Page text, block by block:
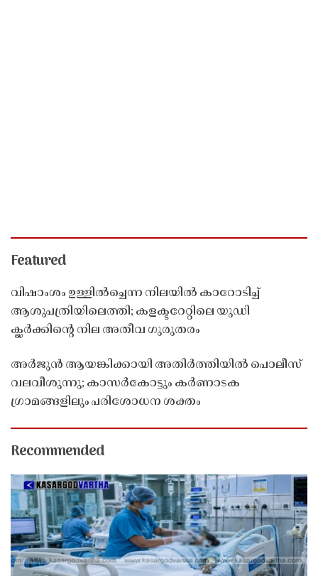
Featured
വിഷാംശം ഉള്ളിൽച്ചെന്ന നിലയിൽ കാറോടിച്ച്
ആശുപത്രിയിലെത്തി; കളക്ടറേറ്റിലെ യുഡി
ക്ലർക്കിൻ്റെ നില അതീവ ഗുരുതരം
അർജുൻ ആയങ്കിക്കായി അതിർത്തിയിൽ പൊലീസ്
വലവീശുന്നു; കാസർകോട്ടും കർണാടക
ഗ്രാമങ്ങളിലും പരിശോധന ശക്തം
Recommended